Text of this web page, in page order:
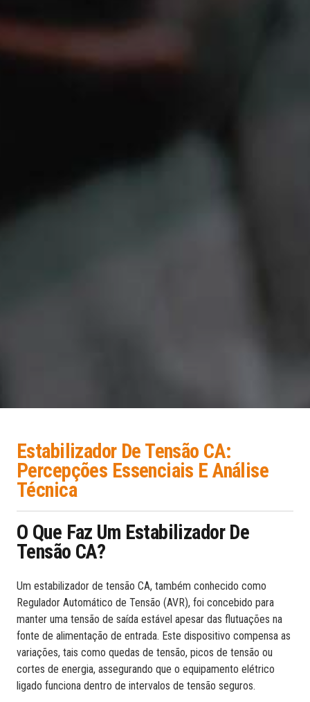
Estabilizador De Tensão CA:
Percepções Essenciais E Análise
Técnica
O Que Faz Um Estabilizador De
Tensão CA?
Um estabilizador de tensão CA, também conhecido como
Regulador Automático de Tensão (AVR), foi concebido para
manter uma tensão de saída estável apesar das flutuações na
fonte de alimentação de entrada. Este dispositivo compensa as
variações, tais como quedas de tensão, picos de tensão ou
cortes de energia, assegurando que o equipamento elétrico
ligado funciona dentro de intervalos de tensão seguros.